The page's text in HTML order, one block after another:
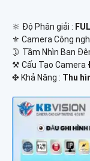
🔆 Độ Phân giải :
⚜️ Camera Công
🌛 Tầm Nhìn Ban
⚒ Cấu Tạo Camera
️✤ Khả Năng : Thu